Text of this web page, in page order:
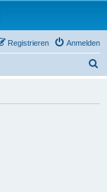
Anmelden
Registrieren